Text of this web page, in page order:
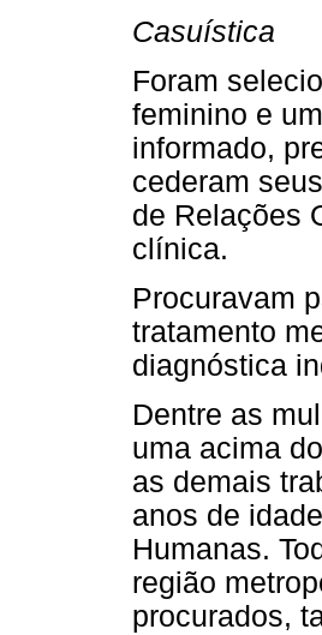
Casuística
Foram
feminino e
informado,
cederam
de Relações
clínica.
Procuravam
tratamento
diagnóstica
Dentre as
uma acima
as demais
anos de
Humanas.
região
procurados,